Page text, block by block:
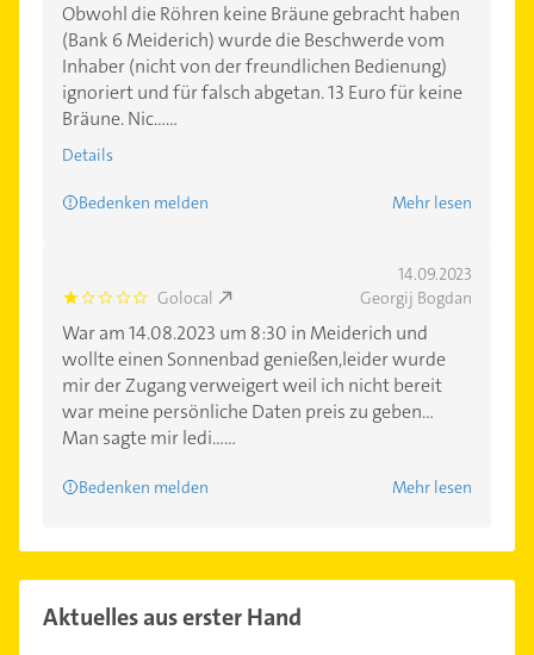
Obwohl die Röhren keine Bräune gebracht haben
(Bank 6 Meiderich) wurde die Beschwerde vom
Inhaber (nicht von der freundlichen Bedienung)
ignoriert und für falsch abgetan. 13 Euro für keine
Bräune. Nic......
Details
Bedenken melden Mehr lesen
14.09.2023
1.0 Golocal Georgij Bogdan
War am 14.08.2023 um 8:30 in Meiderich und
wollte einen Sonnenbad genießen,leider wurde
mir der Zugang verweigert weil ich nicht bereit
war meine persönliche Daten preis zu geben...
Man sagte mir ledi......
Bedenken melden Mehr lesen
Aktuelles aus erster Hand